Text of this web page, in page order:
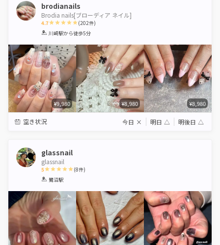
brodianails
Brodia nails[ブローディア ネイル]
4.7
1 2 3 4 5
(202件)
川崎駅から徒歩5分
¥9,980 ¥8,980 ¥8,980
空き状況 今日 × 明日 △ 明後日 △
glassnail
glassnail
5
1 2 3 4
(8件)
鷺沼駅